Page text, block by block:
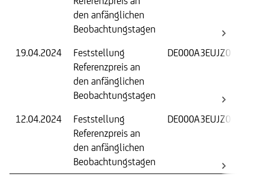
den anfänglichen
Beobachtungstagen
19.04.2024
Feststellung
Referenzpreis an
den anfänglichen
Beobachtungstagen
DE000A3EUJZ0
12.04.2024
Feststellung
Referenzpreis an
den anfänglichen
Beobachtungstagen
DE000A3EUJZ0